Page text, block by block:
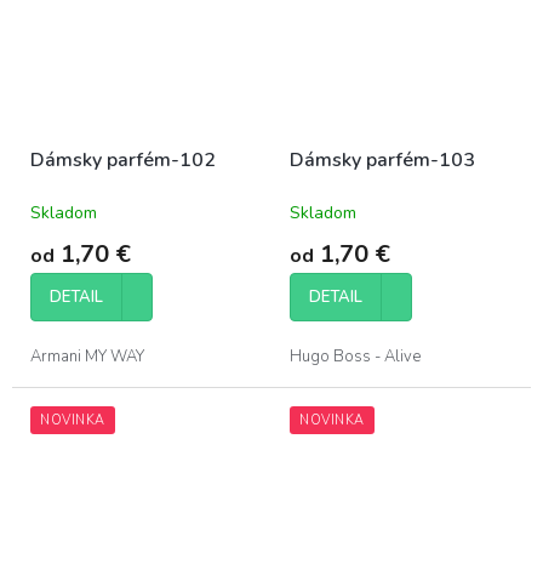
Dámsky parfém-102
Priemerné
produktu
5,0
5
Skladom
od 1,70 €
DETAIL
Armani MY WAY
Dámsky parfém-103
Priemerné
produktu
5,0
5
Skladom
od 1,70 €
DETAIL
Hugo Boss - Alive
NOVINKA NOVINKA